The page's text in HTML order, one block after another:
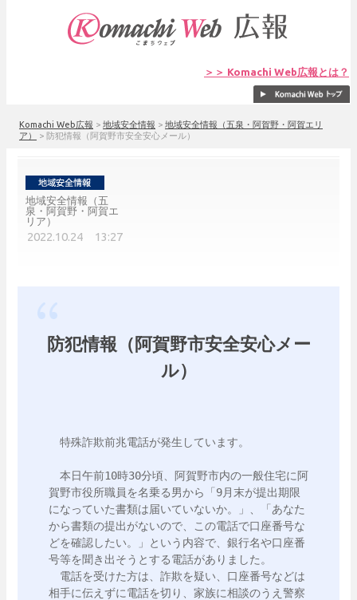
＞＞ Komachi Web広報とは？
Komachi Web広報 > 地域安全情報 > 地域安全情報（五泉・阿賀野・阿賀エリ
ア）
> 防犯情報（阿賀野市安全安心メール）
地域安全情報（五
泉・阿賀野・阿賀エ
リア）
2022.10.24 13:27
防犯情報（阿賀野市安全安心メー
ル）
特殊詐欺前兆電話が発生しています。
本日午前10時30分頃、阿賀野市内の一般住宅に阿
賀野市役所職員を名乗る男から「9月末が提出期限
になっていた書類は届いていないか。」、「あなた
から書類の提出がないので、この電話で口座番号な
どを確認したい。」という内容で、銀行名や口座番
号等を聞き出そうとする電話がありました。
電話を受けた方は、詐欺を疑い、口座番号などは
相手に伝えずに電話を切り、家族に相談のうえ警察